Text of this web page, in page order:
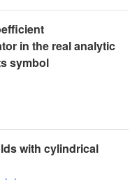
in the real analytic
symbol
with cylindrical